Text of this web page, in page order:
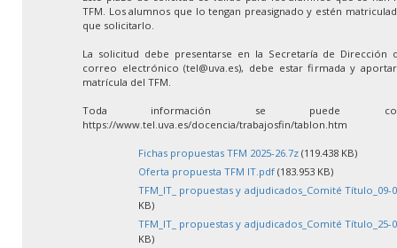
TFM. Los alumnos que lo tengan preasignado y estén
que solicitarlo.
La solicitud debe presentarse en la Secretaría de Dirección
correo electrónico (tel@uva.es), debe estar firmada y
matrícula del TFM.
Toda información se puede
https://www.tel.uva.es/docencia/trabajosfin/tablon.htm
Fichas propuestas TFM 2025-26.7z (119.438 KB)
Oferta propuesta TFM IT.pdf (183.953 KB)
TFM_IT_ propuestas y adjudicados_Comité Título_09-
KB)
TFM_IT_ propuestas y adjudicados_Comité Título_25-
KB)